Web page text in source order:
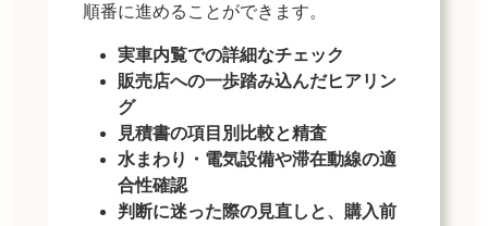
順番に進めることができます。
実車内覧での詳細なチェック
販売店への一歩踏み込んだヒアリン
グ
見積書の項目別比較と精査
水まわり・電気設備や滞在動線の適
合性確認
判断に迷った際の見直しと、購入前